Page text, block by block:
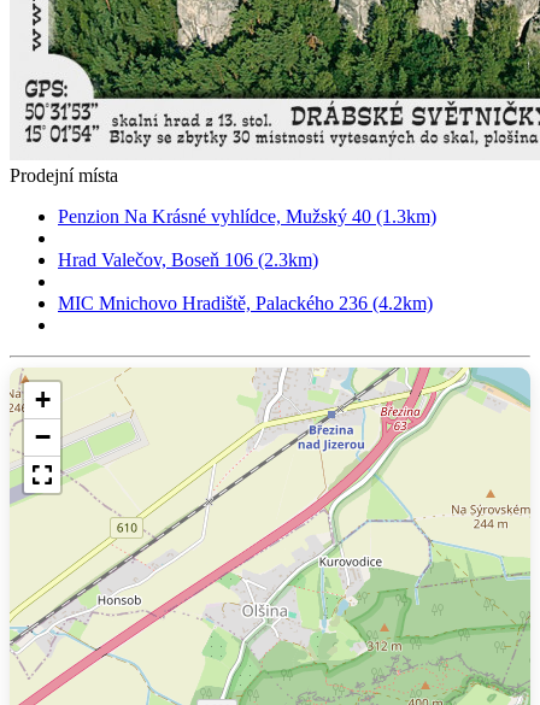
Prodejní místa
Penzion Na Krásné vyhlídce, Mužský 40 (1.3km)
Hrad Valečov, Boseň 106 (2.3km)
MIC Mnichovo Hradiště, Palackého 236 (4.2km)
+
−